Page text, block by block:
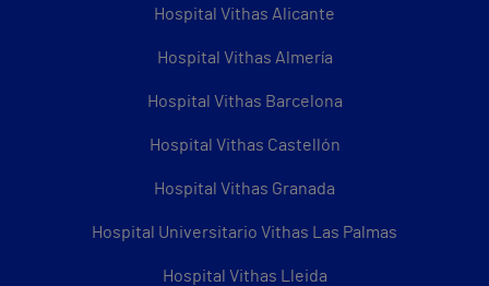
Hospital Vithas Alicante
Hospital Vithas Almería
Hospital Vithas Barcelona
Hospital Vithas Castellón
Hospital Vithas Granada
Hospital Universitario Vithas Las Palmas
Hospital Vithas Lleida